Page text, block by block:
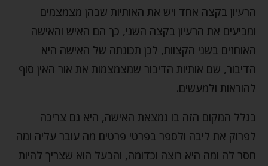
הרעיון בקצה אחד ויש את האותיות שבהן מצמצמים
ומביעים את הרעיון בקצה השני, כך הם האיש והאישה
האוחזים בשני הקצוות, לכן תכונתה של האישה היא
הדיבור, שם אותיות הדיבור שמצמצמות את אור האין סוף
להוראות ולמעשים.
בגלל המקום הזה בו נמצאת האישה, היא גם צריכה
לפרוק את ליבה ולספר בפרטי פרטים מה עובר עליה ומה
חסר לה ומה היא רוצה וכדומה, והבעל הוא שצריך להיות